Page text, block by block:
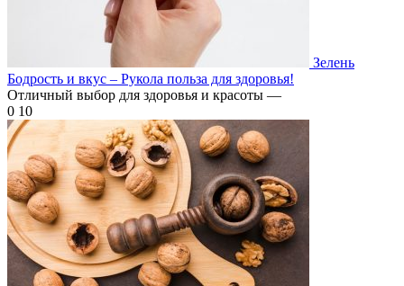
Зелень
Бодрость и вкус – Рукола польза для здоровья!
Отличный выбор для здоровья и красоты —
0 10